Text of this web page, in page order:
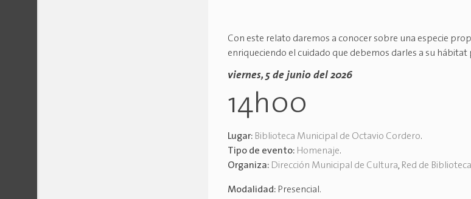
Con este relato daremos a conocer sobre una especie
enriqueciendo el cuidado que debemos darles a su hábitat
viernes, 5 de junio del 2026
14h00
Lugar: Biblioteca Municipal de Octavio Cordero.
Tipo de evento: Homenaje.
Organiza: Dirección Municipal de Cultura, Red de
Modalidad: Presencial.